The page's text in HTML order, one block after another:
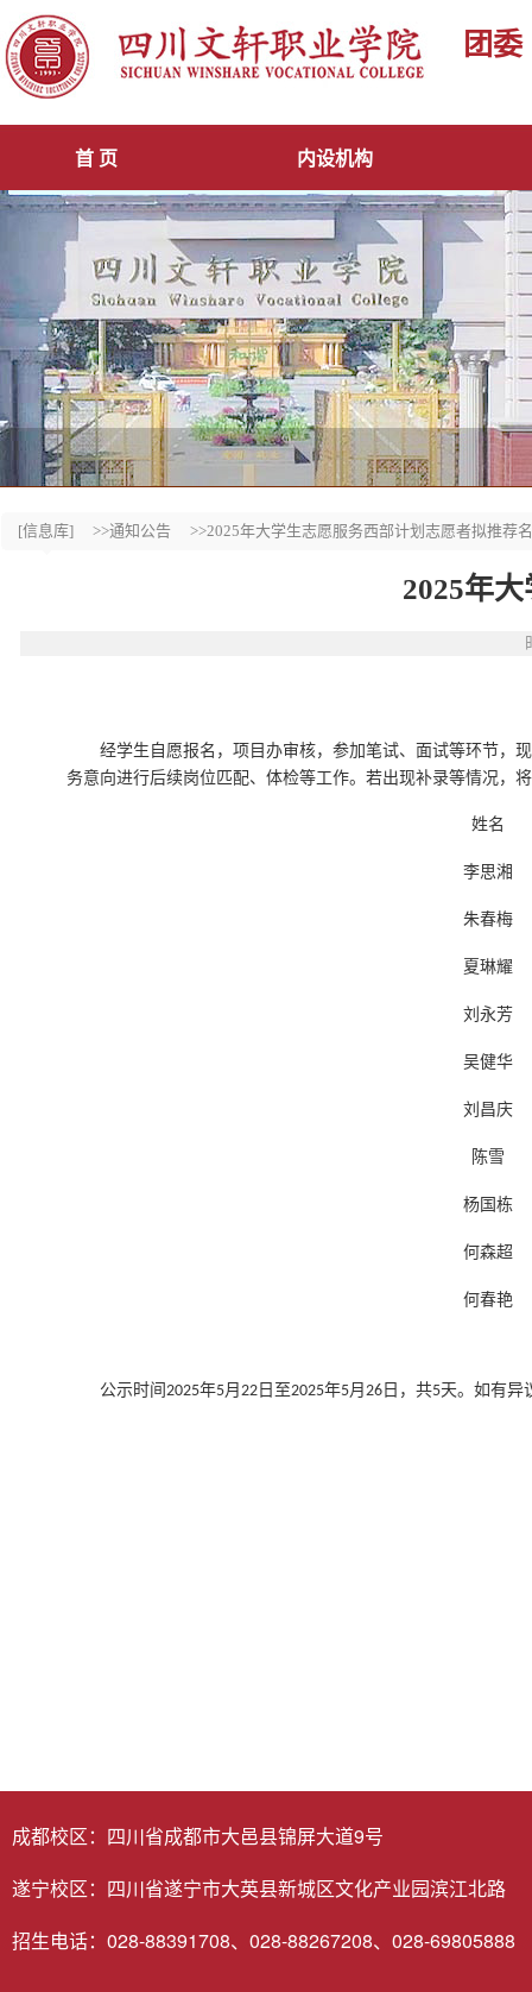
[信息库] >>通知公告 >>2025年大学生志愿服务西部计划志愿者拟推荐
2025年
经学生自愿报名，项目办审核，参加笔试、面试等环节，
务意向进行后续岗位匹配、体检等工作。若出现补录等情况，
姓名
李思湘
朱春梅
夏琳耀
刘永芳
吴健华
刘昌庆
陈雪
杨国栋
何森超
何春艳
公示时间 2025年5月 22 日至2025年5月 26 日 ， 共5天。如有异
成都校区：四川省成都市大邑县锦屏大道9号
遂宁校区：四川省遂宁市大英县新城区文化产业园滨江北路
招生电话：028-88391708、028-88267208、028-69805888
首 页 内设机构
团委